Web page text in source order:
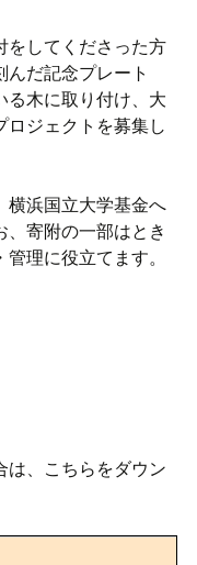
をしてくださった方
だ記念プレート
る木に取り付け、大
ロジェクトを募集し
横浜国立大学基金へ
、寄附の一部はとき
理に役立てます。
は、こちらをダウン